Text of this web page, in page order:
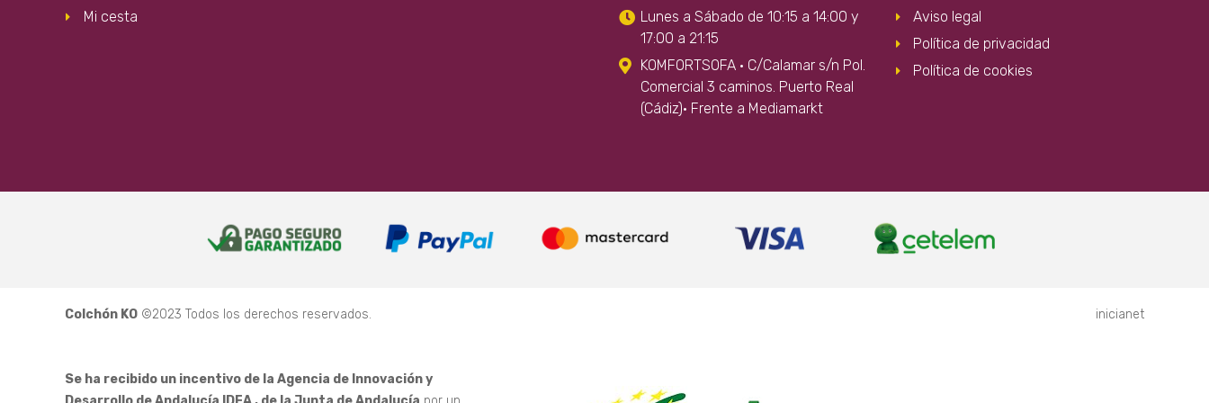
Mi cesta
Lunes a Sábado de 10:15 a 14:00 y
17:00 a 21:15
KOMFORTSOFA · C/Calamar s/n Pol.
Comercial 3 caminos. Puerto Real
(Cádiz)· Frente a Mediamarkt
Aviso legal
Política de privacidad
Política de cookies
Colchón KO ©2023 Todos los derechos reservados. inicianet
Se ha recibido un incentivo de la Agencia de Innovación y